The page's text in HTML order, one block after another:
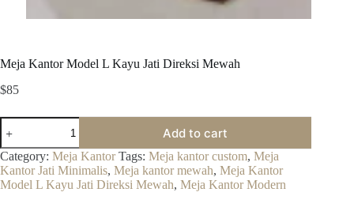
Meja Kantor Model L Kayu Jati Direksi Mewah
$85
Meja
Kantor
Model
L
Kayu
Jati
Add to cart
Category: Meja Kantor Tags: Meja kantor custom, Meja
Kantor Jati Minimalis, Meja kantor mewah, Meja Kantor
Model L Kayu Jati Direksi Mewah, Meja Kantor Modern